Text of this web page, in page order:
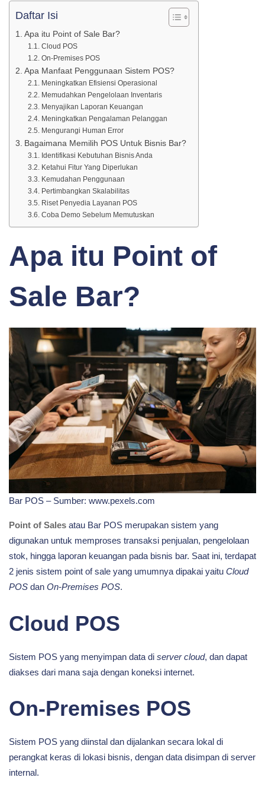
Anda
Daftar Isi
Apa itu Point of Sale Bar?
Cloud POS
On-Premises POS
Apa Manfaat Penggunaan Sistem POS?
Meningkatkan Efisiensi Operasional
Memudahkan Pengelolaan Inventaris
Menyajikan Laporan Keuangan
Meningkatkan Pengalaman Pelanggan
Mengurangi Human Error
Bagaimana Memilih POS Untuk Bisnis Bar?
Identifikasi Kebutuhan Bisnis Anda
Ketahui Fitur Yang Diperlukan
Kemudahan Penggunaan
Pertimbangkan Skalabilitas
Riset Penyedia Layanan POS
Coba Demo Sebelum Memutuskan
Apa itu Point of
Sale Bar?
Bar POS – Sumber: www.pexels.com
Point of Sales atau Bar POS merupakan sistem yang
digunakan untuk memproses transaksi penjualan, pengelolaan
stok, hingga laporan keuangan pada bisnis bar. Saat ini, terdapat
2 jenis sistem point of sale yang umumnya dipakai yaitu Cloud
POS dan On-Premises POS.
Cloud POS
Sistem POS yang menyimpan data di server cloud, dan dapat
diakses dari mana saja dengan koneksi internet.
On-Premises POS
Sistem POS yang diinstal dan dijalankan secara lokal di
perangkat keras di lokasi bisnis, dengan data disimpan di server
internal.